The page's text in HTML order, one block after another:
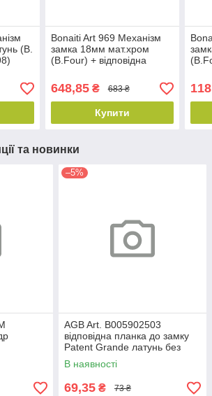
(B.
Bonaiti Art 969 Механізм
замка 18мм мат.хром
(B.Four) + відповідна
регулеровкою
648,85₴ 683 ₴
Купити
та новинки
–5%
AGB Art. B005902503
відповідна планка до замку
Patent Grande латунь без
відб
В наявності
69,35 ₴ 73 ₴